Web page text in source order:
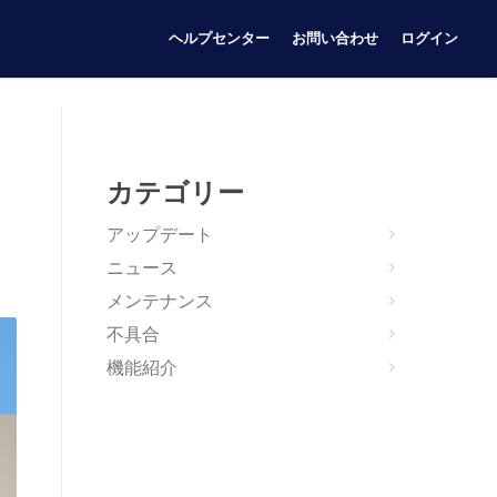
ヘルプセンター お問い合わせ ログイン
カテゴリー
アップデート
ニュース
メンテナンス
不具合
機能紹介